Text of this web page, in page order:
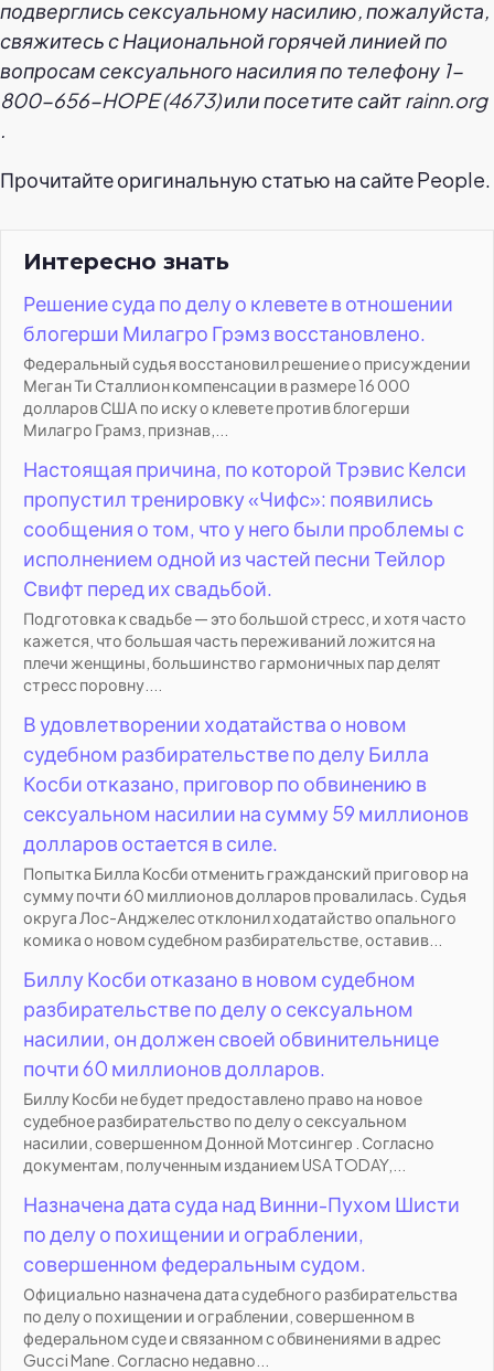
подверглись сексуальному насилию, пожалуйста,
свяжитесь с Национальной горячей линией по
вопросам сексуального насилия по телефону 1-
800-656-HOPE (4673) или посетитесайт rainn.org
.
Прочитайте оригинальную статью на сайте People.
Интересно знать
Решение суда по делу о клевете в отношении
блогерши Милагро Грэмз восстановлено.
Федеральный судья восстановил решение о присуждении
Меган Ти Сталлион компенсации в размере 16 000
долларов США по иску о клевете против блогерши
Милагро Грамз, признав,...
Настоящая причина, по которой Трэвис Келси
пропустил тренировку «Чифс»: появились
сообщения о том, что у него были проблемы с
исполнением одной из частей песни Тейлор
Свифт перед их свадьбой.
Подготовка к свадьбе — это большой стресс, и хотя часто
кажется, что большая часть переживаний ложится на
плечи женщины, большинство гармоничных пар делят
стресс поровну....
В удовлетворении ходатайства о новом
судебном разбирательстве по делу Билла
Косби отказано, приговор по обвинению в
сексуальном насилии на сумму 59 миллионов
долларов остается в силе.
Попытка Билла Косби отменить гражданский приговор на
сумму почти 60 миллионов долларов провалилась. Судья
округа Лос-Анджелес отклонил ходатайство опального
комика о новом судебном разбирательстве, оставив...
Биллу Косби отказано в новом судебном
разбирательстве по делу о сексуальном
насилии, он должен своей обвинительнице
почти 60 миллионов долларов.
Биллу Косби не будет предоставлено право на новое
судебное разбирательство по делу о сексуальном
насилии, совершенном Донной Мотсингер . Согласно
документам, полученным изданием USA TODAY,...
Назначена дата суда над Винни-Пухом Шисти
по делу о похищении и ограблении,
совершенном федеральным судом.
Официально назначена дата судебного разбирательства
по делу о похищении и ограблении, совершенном в
федеральном суде и связанном с обвинениями в адрес
Gucci Mane. Согласно недавно...